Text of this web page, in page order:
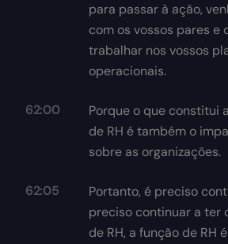
para passar à ação,
com os vossos pares e
trabalhar nos vossos
operacionais.
62:00
Porque o que constitui
de RH é também o
sobre as organizações.
62:05
Portanto, é preciso
preciso continuar a ter
de RH, a função de RH